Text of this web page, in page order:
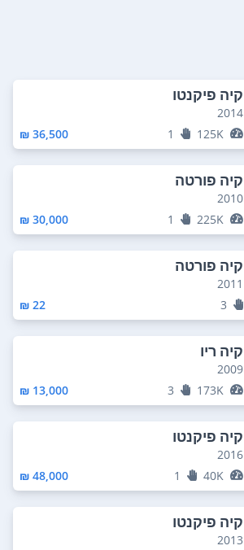
קיה פיקנטו
2014
125K
1
36,500 ₪
קיה פורטה
2010
225K
1
30,000 ₪
קיה פורטה
2011
3
22 ₪
קיה ריו
2009
173K
3
13,000 ₪
קיה פיקנטו
2016
40K
1
48,000 ₪
קיה פיקנטו
2013